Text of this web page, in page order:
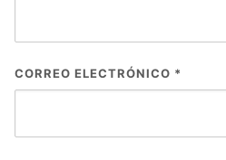
CORREO ELECTRÓNICO *